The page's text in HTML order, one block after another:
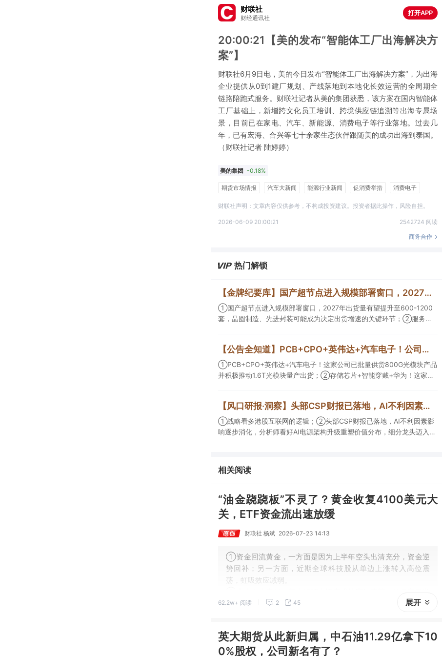
财联社
财经通讯社
打开APP
20:00:21【美的发布“智能体工厂出海解决方
案”】
财联社6月9日电，美的今日发布“智能体工厂出海解决方案”，为出海
企业提供从0到1建厂规划、产线落地到本地化长效运营的全周期全
链路陪跑式服务。财联社记者从美的集团获悉，该方案在国内智能体
工厂基础上，新增跨文化员工培训、跨境供应链追溯等出海专属场
景，目前已在家电、汽车、新能源、消费电子等行业落地。过去几
年，已有宏海、合兴等七十余家生态伙伴跟随美的成功出海到泰国。
（财联社记者 陆婷婷）
美的集团 -0.18%
期货市场情报 汽车大新闻 能源行业新闻 促消费举措
消费电子
财联社声明：文章内容仅供参考，不构成投资建议。投资者据此操作，风险自担。
2026-06-09 20:00:21
2542724 阅读
商务合作
热门解锁
【金牌纪要库】国产超节点进入规模部署窗口，2027年出货量有望提升至600-1200套，晶圆制造、先进封装可能成为决定出货增速的关键环节
①国产超节点进入规模部署窗口，2027年出货量有望提升至600-1200
套，晶圆制造、先进封装可能成为决定出货增速的关键环节；②服务器
由送样验证逐步进入小批量应用，中低速率产品替代有望加快，400G、
800G产品正进入认证和导入阶段。
【公告全知道】PCB+CPO+英伟达+汽车电子！公司已批量供货800G光模块
①PCB+CPO+英伟达+汽车电子！这家公司已批量供货800G光模块产品
并积极推动1.6T光模块量产出货；②存储芯片+智能穿戴+华为！这家公
【风口研报·洞察】头部CSP财报已落地，AI不利因素影响逐步消化，分析师看好AI电源架构升级重塑价值分布，细分龙头迈入放量验证阶段；战略看多港股互联网的逻辑
①战略看多港股互联网的逻辑；②头部CSP财报已落地，AI不利因素影
响逐步消化，分析师看好AI电源架构升级重塑价值分布，细分龙头迈入放
度覆盖；④在个股机构关注度排行中，华峰化学首次上榜，前五名依次
为东鹏饮料>药明康德>百润股份>华峰化学>健盛集团。
相关阅读
“油金跷跷板”不灵了？黄金收复4100美元大
关，ETF资金流出速放缓
财联社 杨斌 2026-07-23 14:13
①资金回流黄金，一方面是因为上半年空头出清充分，资金逆
势回补；另一方面，近期全球科技股从单边上涨转入高位震
荡，虹吸效应减弱。
未开启，趋势性上涨或需等到9月之后，核心变量在于美联储能
62.2w+ 阅读 2 45 展开
英大期货从此新归属，中石油11.29亿拿下10
0%股权，公司新名有了？